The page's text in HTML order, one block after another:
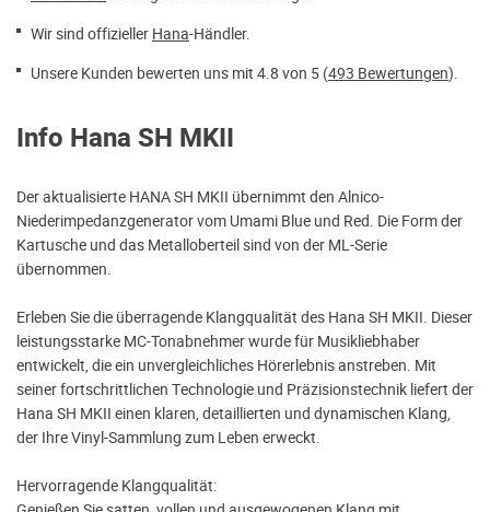
Wir sind offizieller Hana-Händler.
Unsere Kunden bewerten uns mit 4.8 von 5 (493 Bewertungen).
Info Hana SH MKII
Der aktualisierte HANA SH MKII übernimmt den Alnico-
Niederimpedanzgenerator vom Umami Blue und Red. Die Form der
Kartusche und das Metalloberteil sind von der ML-Serie
übernommen.
Erleben Sie die überragende Klangqualität des Hana SH MKII. Dieser
leistungsstarke MC-Tonabnehmer wurde für Musikliebhaber
entwickelt, die ein unvergleichliches Hörerlebnis anstreben. Mit
seiner fortschrittlichen Technologie und Präzisionstechnik liefert der
Hana SH MKII einen klaren, detaillierten und dynamischen Klang,
der Ihre Vinyl-Sammlung zum Leben erweckt.
Hervorragende Klangqualität: